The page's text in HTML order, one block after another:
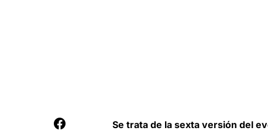
Se trata de la sexta versión del